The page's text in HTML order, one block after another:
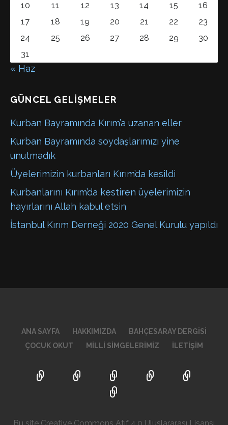
10
11 12 13 14 15
16
17
18 19 20 21 22
23
24
25 26 27 28 29
30
31
« Haz
GÜNCEL GELIŞMELER
Kurban Bayramında Kırım’a uzanan eller
Kurban Bayramında soydaşlarımızı yine
unutmadık
Üyelerimizin kurbanları Kırım’da kesildi
Kurbanlarını Kırım’da kestiren üyelerimizin
hayırlarını Allah kabul etsin
İstanbul Kırım Derneği 2020 Genel Kurulu yapıldı
ANA SAYFA HAKKIMIZDA
BAHÇESARAY DERGISI
ÇOCUK OKUT
MILLI SIMGELERIMIZ İLETIŞIM